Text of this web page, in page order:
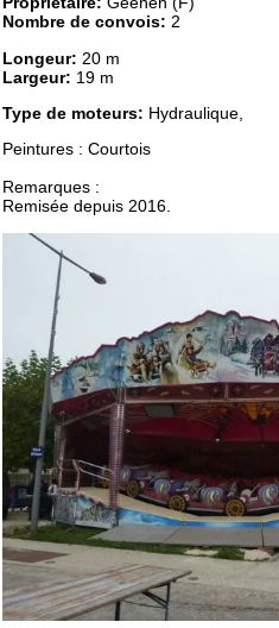
Nombre de convois: 2
Longeur: 20 m
Largeur: 19 m
Type de moteurs: Hydraulique,
Peintures : Courtois
Remarques :
Remisée depuis 2016.